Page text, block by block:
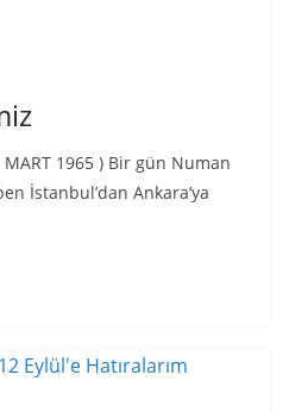
MART 1965 ) Bir gün Numan
İstanbul’dan Ankara’ya